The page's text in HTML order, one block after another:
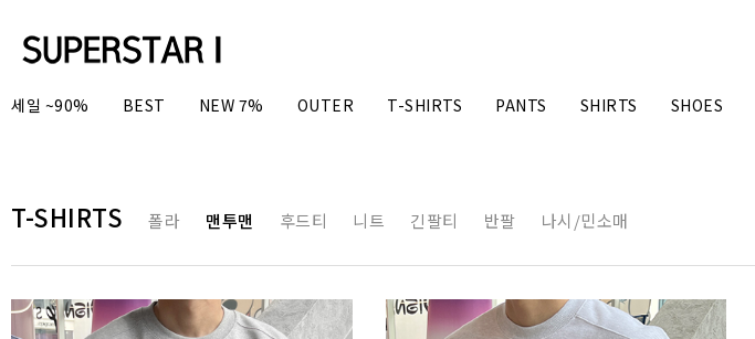
세일 ~90% BEST NEW 7% OUTER T-SHIRTS PANTS SHIRTS SHOES
T-SHIRTS 폴라 맨투맨 후드티 니트 긴팔티 반팔 나시/민소매